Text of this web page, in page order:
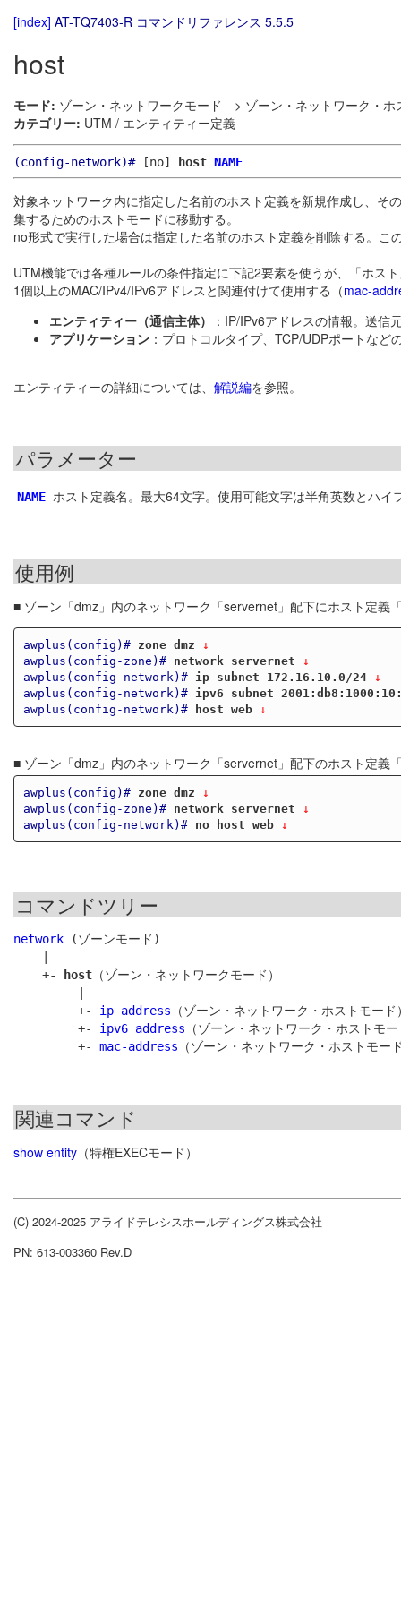
[index] AT-TQ7403-R コマンドリファレンス 5.5.5
host
モード: ゾーン・ネットワークモード --> ゾーン・ネットワーク・ホ
カテゴリー: UTM / エンティティー定義
(config-network)#[no] host NAME
対象ネットワーク内に指定した名前のホスト定義を新規作成し、
集するためのホストモードに移動する。
no形式で実行した場合は指定した名前のホスト定義を削除する。こ
UTM機能では各種ルールの条件指定に下記2要素を使うが、「ホス
1個以上のMAC/IPv4/IPv6アドレスと関連付けて使用する（mac-
エンティティー（通信主体）
：IP/IPv6アドレスの情報。送信
アプリケーション ：プロトコルタイプ、TCP/UDPポートな
エンティティーの詳細については、 解説編を参照。
パラメーター
NAME ホスト定義名。最大64文字。使用可能文字は半角英数とハ
使用例
■ ゾーン「dmz」内のネットワーク「servernet」配下にホスト定義
awplus(config)# zone dmz ↓
awplus(config-zone)#
network servernet ↓
awplus(config-network)#
ip subnet 172.16.10.0/24 ↓
awplus(config-network)#
ipv6 subnet
awplus(config-network)#
host web ↓
■ ゾーン「dmz」内のネットワーク「servernet」配下のホスト定義
awplus(config)# zone dmz ↓
awplus(config-zone)#
network servernet ↓
awplus(config-network)#
no host web ↓
コマンドツリー
network (ゾーンモード)
    +-
host （ゾーン・ネットワークモード）
         +-
ip address （ゾーン・ネットワーク・ホストモード
         +-
ipv6 address （ゾーン・ネットワーク・ホストモ
         +-
mac-address
関連コマンド
show entity （特権EXECモード）
(C) 2024-2025 アライドテレシスホールディングス株式会社
PN: 613-003360 Rev.D